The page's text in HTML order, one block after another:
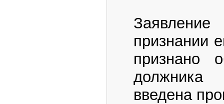
признании
признано
введена